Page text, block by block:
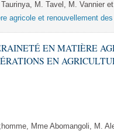
M. Tavel, M. Vannier
agricole et renouvellement
EN MATIÈRE
EN
Mme Abomangoli, M.